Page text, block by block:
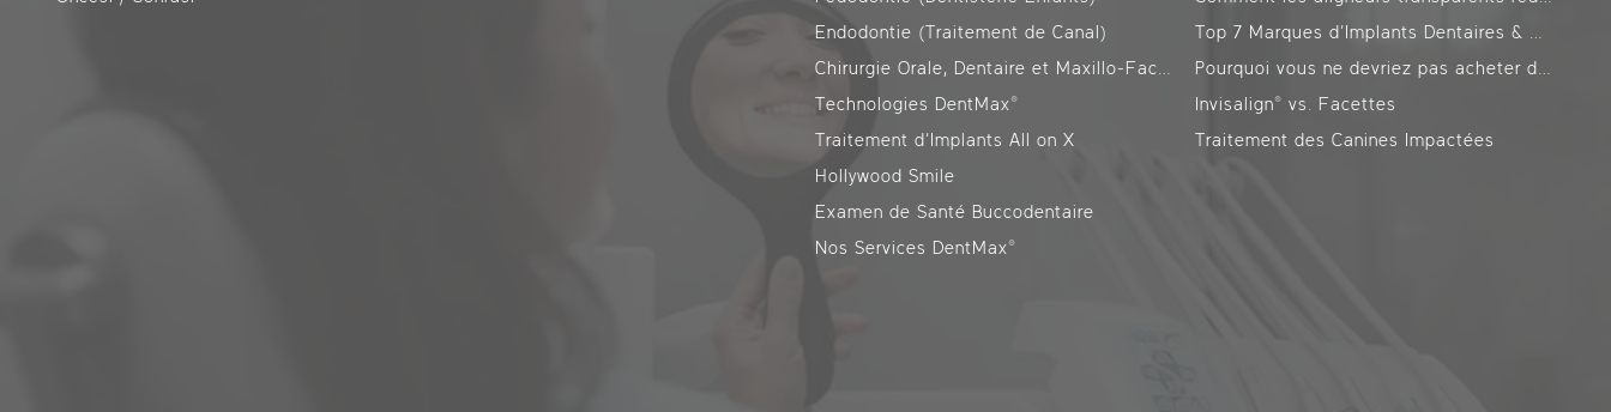
Endodontie (Traitement de Canal)
Chirurgie Orale, Dentaire et Maxillo-Faciale
Technologies DentMax®
Traitement d’Implants All on X
Hollywood Smile
Examen de Santé Buccodentaire
Nos Services DentMax®
Top 7 Marques d’Implants Dentaires & Coûts : Classement Actualisé
Pourquoi vous ne devriez pas acheter de dentifrice sans fluor
Invisalign® vs. Facettes
Traitement des Canines Impactées